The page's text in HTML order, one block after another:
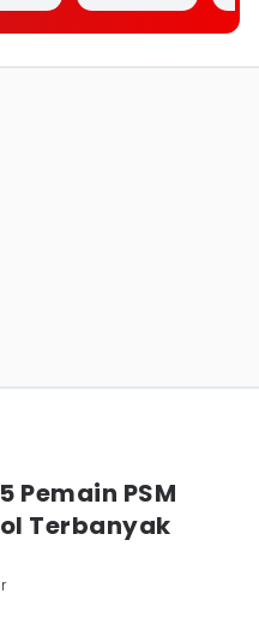
Pemain PSM
Terbanyak